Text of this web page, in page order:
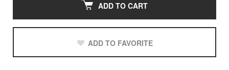
ADD TO CART
ADD TO FAVORITE